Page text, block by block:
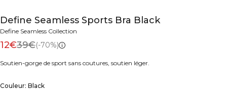
Define Seamless Sports Bra Black
Define Seamless Collection
12€39€(-70%)
Soutien-gorge de sport sans coutures, soutien léger.
Couleur: Black